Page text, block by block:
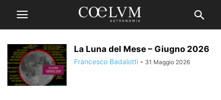
La Luna del Mese – Giugno 2026
Francesco Badalotti - 31 Maggio 2026